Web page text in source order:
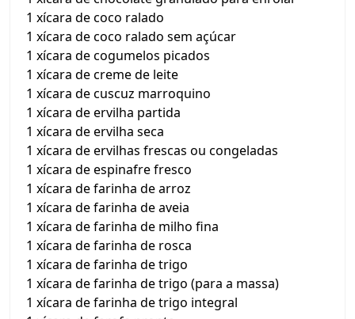
1 xícara de coco ralado
1 xícara de coco ralado sem açúcar
1 xícara de cogumelos picados
1 xícara de creme de leite
1 xícara de cuscuz marroquino
1 xícara de ervilha partida
1 xícara de ervilha seca
1 xícara de ervilhas frescas ou congeladas
1 xícara de espinafre fresco
1 xícara de farinha de arroz
1 xícara de farinha de aveia
1 xícara de farinha de milho fina
1 xícara de farinha de rosca
1 xícara de farinha de trigo
1 xícara de farinha de trigo (para a massa)
1 xícara de farinha de trigo integral